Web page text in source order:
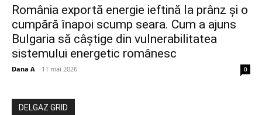
România exportă energie ieftină la prânz și o
cumpără înapoi scump seara. Cum a ajuns
Bulgaria să câștige din vulnerabilitatea
sistemului energetic românesc
Dana A - 11 mai 2026 0
DELGAZ GRID